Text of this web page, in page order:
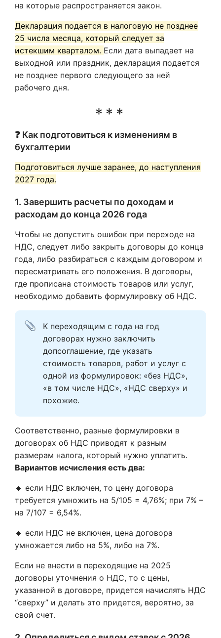
на которые распространяется закон.
Декларация подается в налоговую не позднее
25 числа месяца, который следует за
истекшим кварталом. Если дата выпадает на
выходной или праздник, декларация подается
не позднее первого следующего за ней
рабочего дня.
❓ Как подготовиться к изменениям в
бухгалтерии
Подготовиться лучше заранее, до наступления
2027 года.
1. Завершить расчеты по доходам и
расходам до конца 2026 года
Чтобы не допустить ошибок при переходе на
НДС, следует либо закрыть договоры до конца
года, либо разбираться с каждым договором и
пересматривать его положения. В договоры,
где прописана стоимость товаров или услуг,
необходимо добавить формулировку об НДС.
К переходящим с года на год
договорах нужно заключить
допсоглашение, где указать
стоимость товаров, работ и услуг с
одной из формулировок: «без НДС»,
«в том числе НДС», «НДС сверху» и
похожие.
Соответственно, разные формулировки в
договорах об НДС приводят к разным
размерам налога, который нужно уплатить.
Вариантов исчисления есть два:
🔸 если НДС включен, то цену договора
требуется умножить на 5/105 = 4,76%; при 7% –
на 7/107 = 6,54%.
🔸 если НДС не включен, цена договора
умножается либо на 5%, либо на 7%.
Если не внести в переходящие на 2025
договоры уточнения о НДС, то с цены,
указанной в договоре, придется начислять НДС
“сверху” и делать это придется, вероятно, за
свой счет.